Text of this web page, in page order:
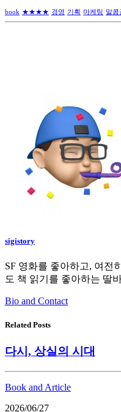
book ★★★★ 경영 기획 마케팅 말콤
sigistory
SF 영화를 좋아하고, 여전
도 책 읽기를 좋아하는 딸
Bio and Contact
Related Posts
다시, 상실의 시대
Book and Article
2026/06/27